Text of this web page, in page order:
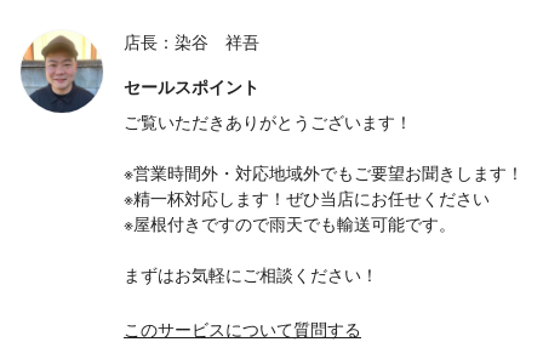
店長：染谷 祥吾
セールスポイント
ご覧いただきありがとうございます！
※営業時間外・対応地域外でもご要望お聞きします！
※精一杯対応します！ぜひ当店にお任せください
※屋根付きですので雨天でも輸送可能です。
まずはお気軽にご相談ください！
このサービスについて質問する